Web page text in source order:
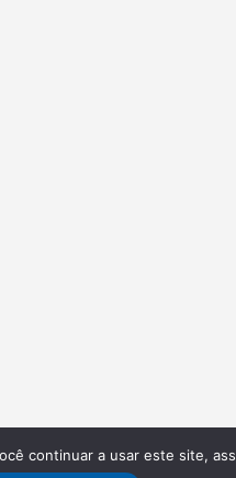
continuar a usar este site,